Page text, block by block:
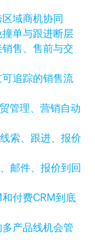
域商机协同
单与跟进断层
售、售前与交
追踪的销售流
管理、营销自动
索、跟进、报价
邮件、报价到回
付费CRM到底
产品线机会管